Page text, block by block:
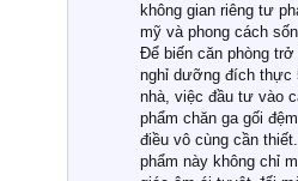
không gian riêng tư
mỹ và phong cách
Để biến căn phòng trở
nghỉ dưỡng đích thực
nhà, việc đầu tư vào
phẩm chăn ga gối
điều vô cùng cần
phẩm này không chỉ